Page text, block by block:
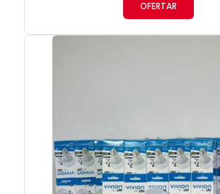
OFERTAR